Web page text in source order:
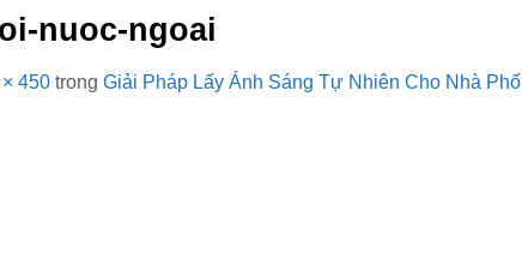
nuoc-ngoai
450 trong Giải Pháp Lấy Ánh Sáng Tự Nhiên Cho Nhà Phố